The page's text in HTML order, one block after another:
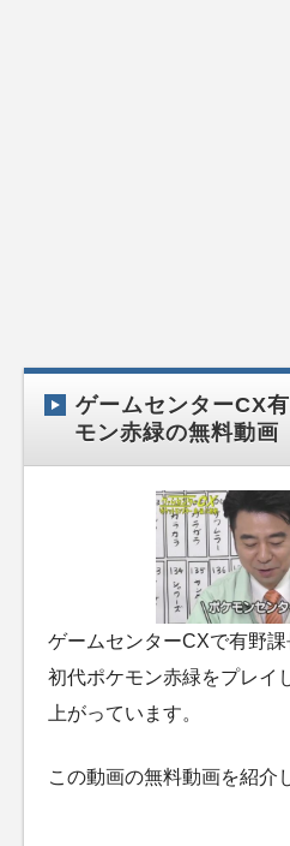
ゲームセンターCX
モン赤緑の無料動画
ゲームセンターCXで有野
初代ポケモン赤緑をプレイ
上がっています。
この動画の無料動画を紹介